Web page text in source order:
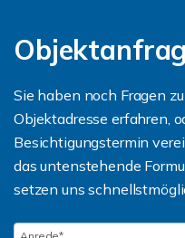
Sie haben noch Fragen
Objektadresse erfahren,
Besichtigungstermin
das untenstehende
setzen uns